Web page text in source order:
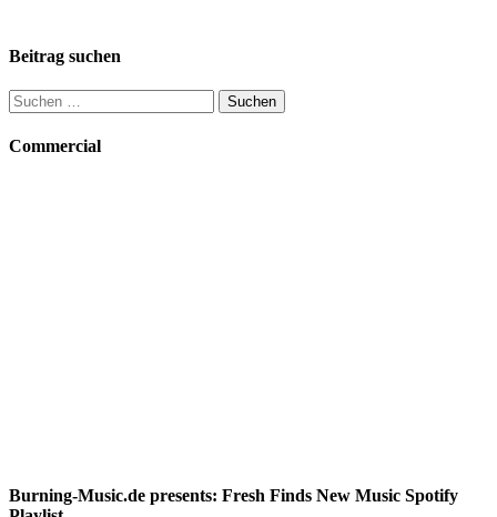
Beitrag suchen
Suchen
nach:
Commercial
Burning-Music.de presents: Fresh Finds New Music Spotify